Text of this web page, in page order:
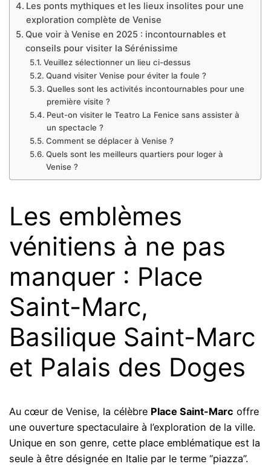
Les ponts mythiques et les lieux insolites pour une
exploration complète de Venise
Que voir à Venise en 2025 : incontournables et
conseils pour visiter la Sérénissime
Veuillez sélectionner un lieu ci-dessus
Quand visiter Venise pour éviter la foule ?
Quelles sont les activités incontournables pour une
première visite ?
Peut-on visiter le Teatro La Fenice sans assister à
un spectacle ?
Comment se déplacer à Venise ?
Quels sont les meilleurs quartiers pour loger à
Venise ?
Les emblèmes
vénitiens à ne pas
manquer : Place
Saint-Marc,
Basilique Saint-Marc
et Palais des Doges
Au cœur de Venise, la célèbre Place Saint-Marc offre
une ouverture spectaculaire à l’exploration de la ville.
Unique en son genre, cette place emblématique est la
seule à être désignée en Italie par le terme “piazza”.